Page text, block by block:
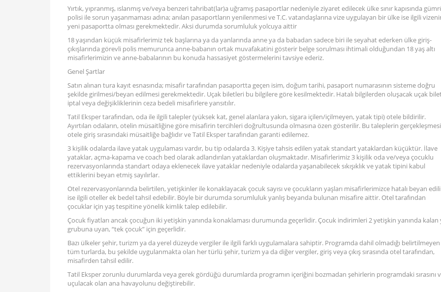
Yırtık, yıpranmış, ıslanmış ve/veya benzeri tahribat(lar)a uğramış pasaportlar nedeniyle ziyaret edilecek ülke sınır kapısında
polisi ile sorun yaşanmaması adına; anılan pasaportların yenilenmesi ve T.C. vatandaşlarına vize uygulayan bir ülke ise ilgili
yeni pasaportta olması gerekmektedir. Aksi durumda sorumluluk yolcuya aittir
18 yaşından küçük misafirlerimiz tek başlarına ya da yanlarında anne ya da babadan sadece biri ile seyahat ederken ülke giriş-
çıkışlarında görevli polis memurunca anne-babanın ortak muvafakatini gösterir belge sorulması ihtimali olduğundan 18 yaş altı
misafirlerimizin ve anne-babalarının bu konuda hassasiyet göstermelerini tavsiye ederiz.
Genel Şartlar
Satın alınan tura kayıt esnasında; misafir tarafından pasaportta geçen isim, doğum tarihi, pasaport numarasının sisteme doğru
şekilde girilmesi/beyan edilmesi gerekmektedir. Uçak biletleri bu bilgilere göre kesilmektedir. Hatalı bilgilerden oluşacak uçak
iptal veya değişikliklerinin ceza bedeli misafirlere yansıtılır.
Tatil Eksper tarafından, oda ile ilgili talepler (yüksek kat, genel alanlara yakın, sigara içilen/içilmeyen, yatak tipi) otele bildirilir.
Ayırtılan odaların, otelin müsaitliğine göre misafirin tercihleri doğrultusunda olmasına özen gösterilir. Bu taleplerin gerçekleşmesi
otele giriş sırasındaki müsaitliğe bağlıdır ve Tatil Eksper tarafından garanti edilemez.
3 kişilik odalarda ilave yatak uygulaması vardır, bu tip odalarda 3. Kişiye tahsis edilen yatak standart yataklardan küçüktür. İlave
yataklar, açma-kapama ve coach bed olarak adlandırılan yataklardan oluşmaktadır. Misafirlerimiz 3 kişilik oda ve/veya çocuklu
rezervasyonlarında standart odaya eklenecek ilave yataklar nedeniyle odalarda yaşanabilecek sıkışıklık ve yatak tipini kabul
ettiklerini beyan etmiş sayılırlar.
Otel rezervasyonlarında belirtilen, yetişkinler ile konaklayacak çocuk sayısı ve çocukların yaşları misafirlerimizce hatalı beyan
ise ilgili oteller ek bedel tahsil edebilir. Böyle bir durumda sorumluluk yanlış beyanda bulunan misafire aittir. Otel tarafından
çocuklar için yaş tespitine yönelik kimlik talep edilebilir.
Çocuk fiyatları ancak çocuğun iki yetişkin yanında konaklaması durumunda geçerlidir. Çocuk indirimleri 2 yetişkin yanında kalan
grubuna uyan, “tek çocuk” için geçerlidir.
Bazı ülkeler şehir, turizm ya da yerel düzeyde vergiler ile ilgili farklı uygulamalara sahiptir. Programda dahil olmadığı belirtilmeyen
tüm turlarda, bu şekilde uygulanmakta olan her türlü şehir, turizm ya da diğer vergiler, giriş veya çıkış sırasında otel tarafından,
misafirden tahsil edilir.
Tatil Eksper zorunlu durumlarda veya gerek gördüğü durumlarda programın içeriğini bozmadan şehirlerin programdaki sırasını
uçulacak olan ana havayolunu değiştirebilir.